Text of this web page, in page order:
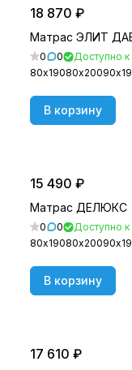
18 870 ₽
Матрас ЭЛИТ
0 0 Доступно к
80х19080х200
В корзину
15 490 ₽
Матрас ДЕЛЮКС
0 0 Доступно к
80х19080х200
В корзину
17 610 ₽